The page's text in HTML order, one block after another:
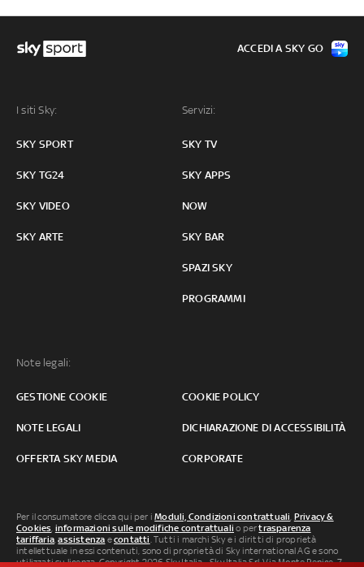
I siti Sky:
SKY SPORT
SKY TG24
SKY VIDEO
SKY ARTE
Servizi:
SKY TV
SKY APPS
NOW
SKY BAR
SPAZI SKY
PROGRAMMI
Note legali:
GESTIONE COOKIE COOKIE POLICY
NOTE LEGALI DICHIARAZIONE DI ACCESSIBILITÀ
OFFERTA SKY MEDIA CORPORATE
ACCEDI A SKY GO
Per il consumatore clicca qui per iModuli, Condizioni contrattuali, Privacy &
Cookies, informazioni sulle modifiche contrattuali o pertrasparenza
tariffaria,assistenza econtatti. Tutti i marchi Sky e i diritti di proprietà
intellettuale in essi contenuti, sono di proprietà di Sky international AG e sono
utilizzati su licenza. Copyright 2026 Sky Italia - Sky Italia Srl Via Monte Penice, 7 -